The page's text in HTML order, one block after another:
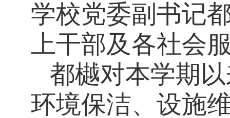
学校党委副书记
上干部及各社会
都樾对本学期
环境保洁、设施